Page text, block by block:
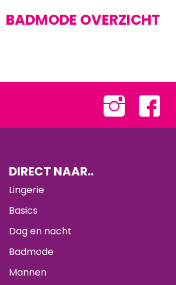
BADMODE OVERZICHT
DIRECT NAAR..
Lingerie
Basics
Dag en nacht
Badmode
Mannen